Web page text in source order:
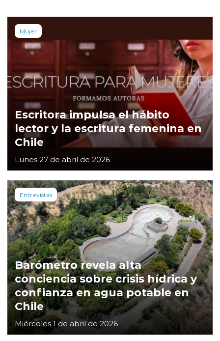
Mujer
Escritora impulsa el hábito
lector y la escritura femenina en
Chile
Lunes 27 de abril de 2026
Entrevistas
Barómetro revela alta
conciencia sobre crisis hídrica y
confianza en agua potable en
Chile
Miércoles 1 de abril de 2026